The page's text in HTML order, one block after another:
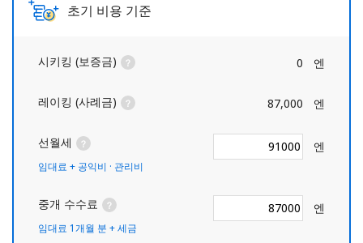
초기 비용 기준
시키킹 (보증금) 0 엔
레이킹 (사례금) 87,000 엔
선월세 엔
임대료 + 공익비 · 관리비
중개 수수료 엔
임대료 1개월 분 + 세금